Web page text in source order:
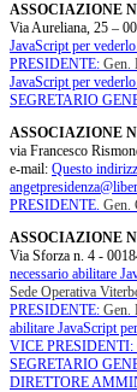
ASSOCIAZIONE
Via Aureliana, 25 –
JavaScript per vederlo.
PRESIDENTE: Gen.
JavaScript per vederlo.
SEGRETARIO
ASSOCIAZIONE
via Francesco
e-mail: Questo
PRESIDENTE. Gen.
ASSOCIAZIONE
Via Sforza n. 4 -
necessario abilitare
Sede Operativa
PRESIDENTE: Gen.
abilitare JavaScript
VICE PRESIDENTI:
SEGRETARIO
DIRETTORE